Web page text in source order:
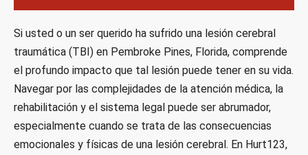
Si usted o un ser querido ha sufrido una lesión cerebral
traumática (TBI) en Pembroke Pines, Florida, comprende
el profundo impacto que tal lesión puede tener en su vida.
Navegar por las complejidades de la atención médica, la
rehabilitación y el sistema legal puede ser abrumador,
especialmente cuando se trata de las consecuencias
emocionales y físicas de una lesión cerebral. En Hurt123,